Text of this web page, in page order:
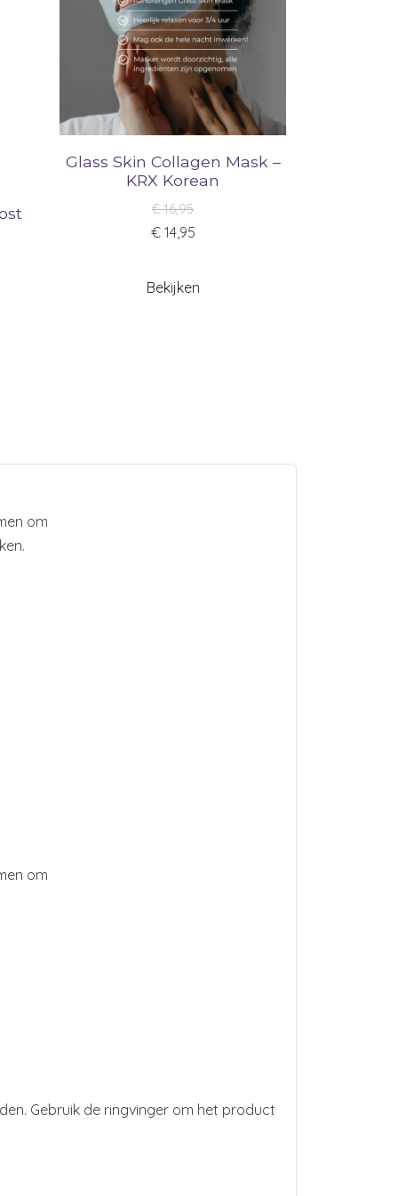
Glass Skin Collagen Mask –
KRX Korean
€ 16,95
€ 14,95
Bekijken
om
om
Gebruik de ringvinger om het product